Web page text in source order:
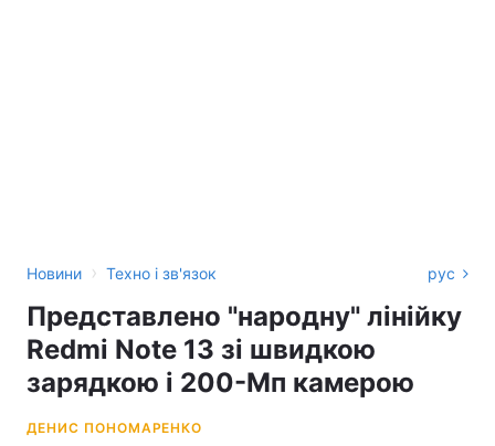
Новини › Техно і зв'язок рус
Представлено "народну" лінійку
Redmi Note 13 зі швидкою
зарядкою і 200-Мп камерою
ДЕНИС ПОНОМАРЕНКО